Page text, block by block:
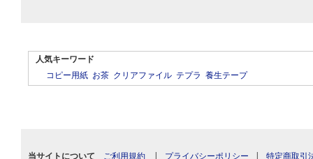
人気キーワード
コピー用紙 お茶 クリアファイル テプラ 養生テープ
当サイトについて ご利用規約 | プライバシーポリシー | 特定商取引